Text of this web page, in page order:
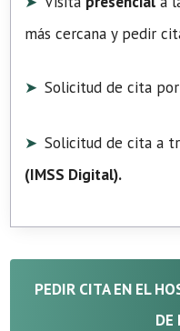
más cercana y pedir
Solicitud de cita
Solicitud de cita a
(IMSS Digital).
PEDIR CITA EN EL
DE